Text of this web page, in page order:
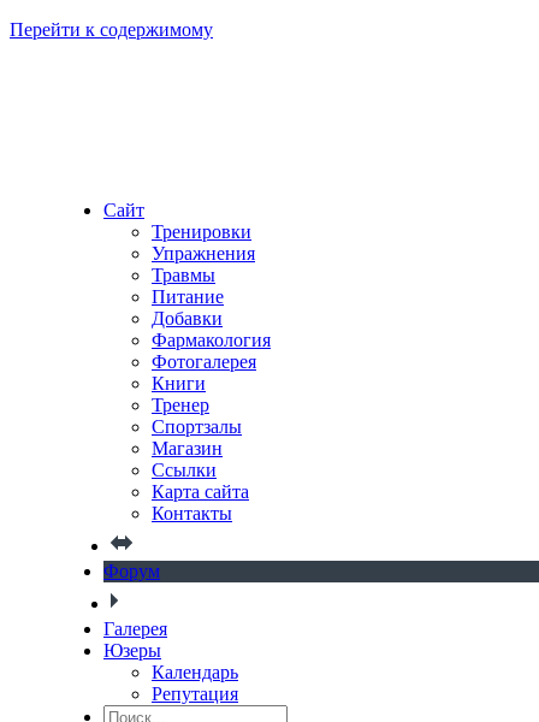
Перейти к содержимому
Сайт
Тренировки
Упражнения
Травмы
Питание
Добавки
Фармакология
Фотогалерея
Книги
Тренер
Спортзалы
Магазин
Ссылки
Карта сайта
Контакты
Форум
Галерея
Юзеры
Календарь
Репутация